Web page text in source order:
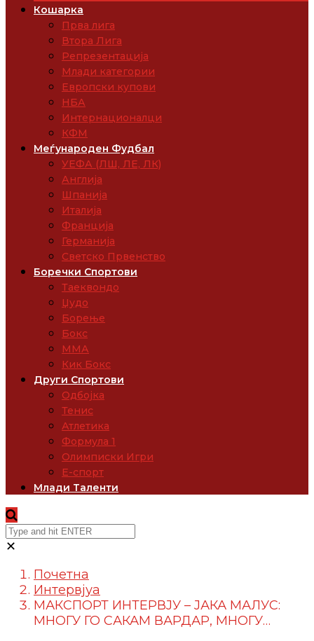
Кошарка
Прва лига
Втора Лига
Репрезентација
Млади категории
Европски купови
НБА
Интернационалци
КФМ
Меѓународен Фудбал
УЕФА (ЛШ, ЛЕ, ЛК)
Англија
Шпанија
Италија
Франција
Германија
Светско Првенство
Боречки Спортови
Таеквондо
Џудо
Борење
Бокс
ММА
Кик Бокс
Други Спортови
Одбојка
Тенис
Атлетика
Формула 1
Олимписки Игри
Е-спорт
Млади Таленти
✕
Почетна
Интервјуа
МАКСПОРТ ИНТЕРВЈУ – ЈАКА МАЛУС:
МНОГУ ГО САКАМ ВАРДАР, МНОГУ…